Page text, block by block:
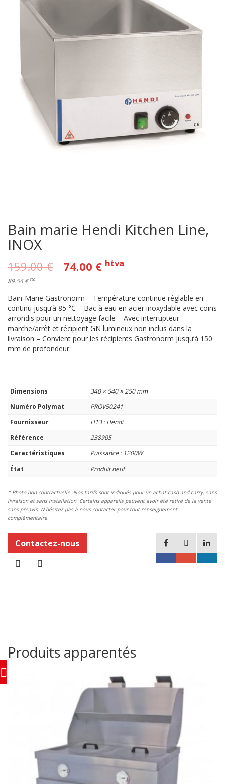
Bain marie Hendi Kitchen Line,
INOX
159.00€ 74.00 € htva
89.54 €ttc
Bain-Marie Gastronorm – Température continue réglable en
continu jusqu’à 85 °C – Bac à eau en acier inoxydable avec coins
arrondis pour un nettoyage facile – Avec interrupteur
marche/arrêt et récipient GN lumineux non inclus dans la
livraison – Convient pour les récipients Gastronorm jusqu’à 150
mm de profondeur.
Dimensions
340 × 540 × 250 mm
Numéro Polymat
PROV50241
Fournisseur
H13 : Hendi
Référence
238905
Caractéristiques
Puissance : 1200W
État
Produit neuf
* Photo non contractuelle. Nos tarifs sont indiqués pour un achat cash and carry, sans
livraison et sans installation. Certains appareils peuvent avoir été retiré de la vente
sans préavis. N'hésitez pas à nous contacter pour tout renseignement
complémentaire.
Contactez-nous
Produits apparentés